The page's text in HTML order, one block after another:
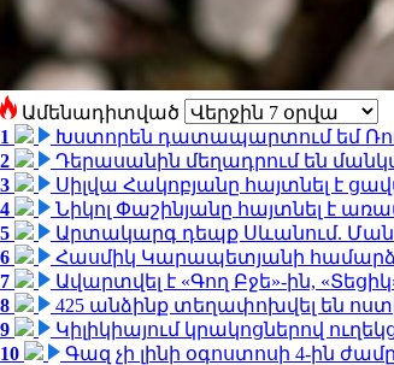
Ամենադիտված
1
Խստորեն դատապարտում եմ
2
Դերասանին մեղադրում են
3
Սիլվա Հակոբյանը հայտնել է
4
Նիկոլ Փաշինյանը հայտնել է
5
Արտակարգ դեպք Սևանում.
6
Հասմիկ Կարապետյանի
7
Ավարտվել է «Գող Բջե»-ին,
8
425 անձինք տեղափոխվել են
9
Կիլիկիայում կրակոցներով
10
Գազ չի լինի օգոստոսի 4-ին ժամը